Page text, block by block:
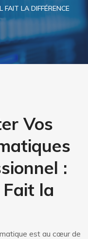
FAIT LA DIFFÉRENCE
Vos
:
Fait la
est au cœur de